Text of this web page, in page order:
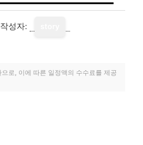
작성자:
로, 이에 따른 일정액의 수수료를 제공